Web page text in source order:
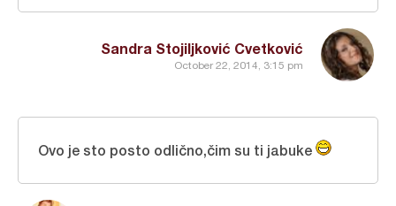
Sandra Stojiljković Cvetković
October 22, 2014, 3:15 pm
Ovo je sto posto odlično,čim su ti jabuke